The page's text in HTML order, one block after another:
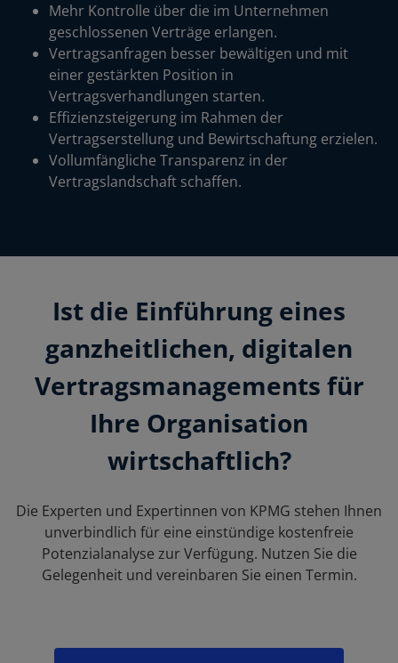
Mehr Kontrolle über die im Unternehmen
geschlossenen Verträge erlangen.
Vertragsanfragen besser bewältigen und mit
einer gestärkten Position in
Vertragsverhandlungen starten.
Effizienzsteigerung im Rahmen der
Vertragserstellung und Bewirtschaftung erzielen.
Vollumfängliche Transparenz in der
Vertragslandschaft schaffen.
Ist die Einführung eines
ganzheitlichen, digitalen
Vertragsmanagements für
Ihre Organisation
wirtschaftlich?
Die Experten und Expertinnen von KPMG stehen Ihnen
unverbindlich für eine einstündige kostenfreie
Potenzialanalyse zur Verfügung. Nutzen Sie die
Gelegenheit und vereinbaren Sie einen Termin.